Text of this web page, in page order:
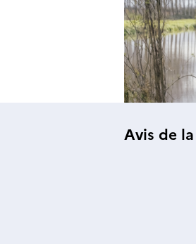
Avis de